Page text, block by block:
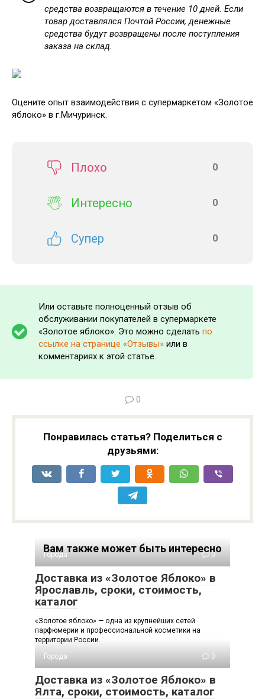
средства возвращаются в течение 10 дней. Если
товар доставлялся Почтой России, денежные
средства будут возвращены после поступления
заказа на склад.
Оцените опыт взаимодействия с супермаркетом «Золотое
яблоко» в г.Мичуринск.
Плохо 0
Интересно 0
Супер 0
Или оставьте полноценный отзыв об
обслуживании покупателей в супермаркете
«Золотое яблоко». Это можно сделать по
ссылке на странице «Отзывы» или в
комментариях к этой статье.
0
Понравилась статья? Поделиться с
друзьями:
Вам также может быть интересно
Города 0
Доставка из «Золотое Яблоко» в
Ярославль, сроки, стоимость,
каталог
«Золотое яблоко» — одна из крупнейших сетей
парфюмерии и профессиональной косметики на
территории России.
Города
0
Доставка из «Золотое Яблоко» в
Ялта, сроки, стоимость, каталог